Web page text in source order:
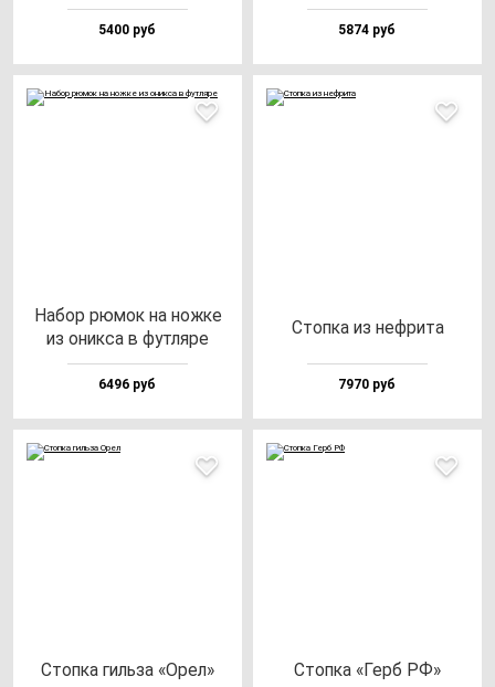
5400 руб 5874 руб
Набор рю­мок на нож­ке
из оник­са в фут­ля­ре
6496 руб
Стоп­ка из неф­ри­та
7970 руб
Стоп­ка гиль­за «Орел» Стоп­ка «Герб РФ»